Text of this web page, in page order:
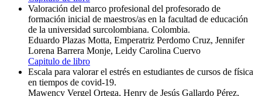
Valoración del marco profesional del profesorado de
formación inicial de maestros/as en la facultad de educación
de la universidad surcolombiana. Colombia.
Eduardo Plazas Motta, Emperatriz Perdomo Cruz, Jennifer
Lorena Barrera Monje, Leidy Carolina Cuervo
Capitulo de libro
Escala para valorar el estrés en estudiantes de cursos de física
en tiempos de covid-19.
Mawency Vergel Ortega, Henry de Jesús Gallardo Pérez,